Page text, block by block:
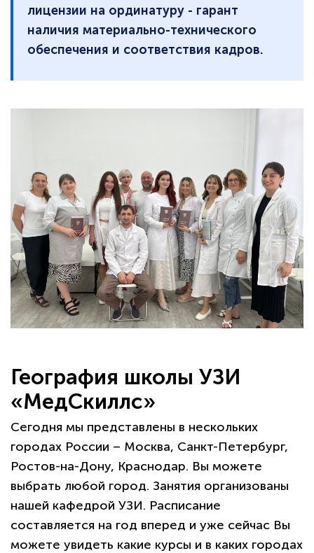
лицензии на ординатуру - гарант
наличия материально-технического
обеспечения и соответствия кадров.
География школы УЗИ
«МедСкиллс»
Сегодня мы представлены в нескольких
городах России – Москва, Санкт-Петербург,
Ростов-на-Дону, Краснодар. Вы можете
выбрать любой город. Занятия организованы
нашей кафедрой УЗИ. Расписание
составляется на год вперед и уже сейчас Вы
можете увидеть какие курсы и в каких городах